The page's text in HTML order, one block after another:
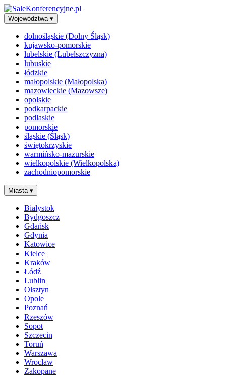
Województwa ▾
dolnośląskie (Dolny Śląsk)
kujawsko-pomorskie
lubelskie (Lubelszczyzna)
lubuskie
łódzkie
małopolskie (Małopolska)
mazowieckie (Mazowsze)
opolskie
podkarpackie
podlaskie
pomorskie
śląskie (Śląsk)
świętokrzyskie
warmińsko-mazurskie
wielkopolskie (Wielkopolska)
zachodniopomorskie
Miasta ▾
Białystok
Bydgoszcz
Gdańsk
Gdynia
Katowice
Kielce
Kraków
Łódź
Lublin
Olsztyn
Opole
Poznań
Rzeszów
Sopot
Szczecin
Toruń
Warszawa
Wrocław
Zakopane